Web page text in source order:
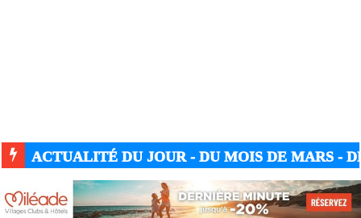
ACTUALITÉ DU JOUR - DU MOIS DE MARS -